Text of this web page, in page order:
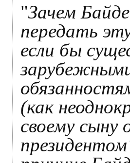
"Зачем
передать
если бы
(как
своему сыну